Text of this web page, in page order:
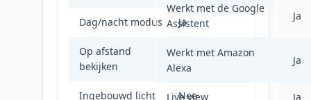
Dag/nacht modus Ja
Op afstand
bekijken
Ja
Ingebouwd licht Nee
Werkt met de Google
Assistent
Ja
Werkt met Amazon
Alexa
Ja
Live view Ja